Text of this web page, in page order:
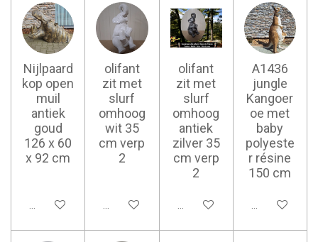
Nijlpaard
kop open
muil
antiek
goud
126 x 60
x 92 cm
Ajouter au panier
olifant
zit met
slurf
omhoog
wit 35
cm verp
2
Ajouter au panier
olifant
zit met
slurf
omhoog
antiek
zilver 35
cm verp
2
Ajouter au panier
A1436
jungle
Kangoer
oe met
baby
polyeste
r résine
150 cm
Ajouter au